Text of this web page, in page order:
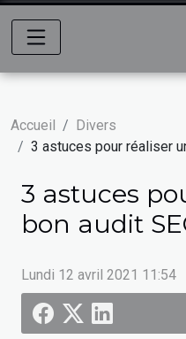
Accueil
Divers
3 astuces pour réaliser
3 astuces
bon audit
Lundi 12 avril 2021 11:54